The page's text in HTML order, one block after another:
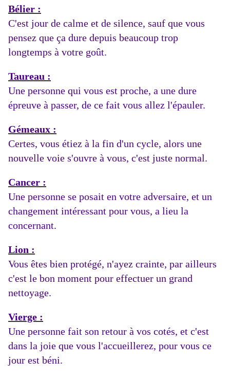
Bélier :
C'est jour de calme et de silence, sauf que vous
pensez que ça dure depuis beaucoup trop
longtemps à votre goût.
Taureau :
Une personne qui vous est proche, a une dure
épreuve à passer, de ce fait vous allez l'épauler.
Gémeaux :
Certes, vous étiez à la fin d'un cycle, alors une
nouvelle voie s'ouvre à vous, c'est juste normal.
Cancer :
Une personne se posait en votre adversaire, et un
changement intéressant pour vous, a lieu la
concernant.
Lion :
Vous êtes bien protégé, n'ayez crainte, par ailleurs
c'est le bon moment pour effectuer un grand
nettoyage.
Vierge :
Une personne fait son retour à vos cotés, et c'est
dans la joie que vous l'accueillerez, pour vous ce
jour est béni.